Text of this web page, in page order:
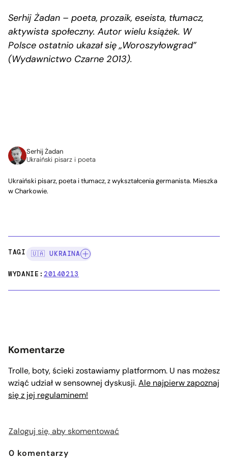
Serhij Żadan – poeta, prozaik, eseista, tłumacz,
aktywista społeczny. Autor wielu książek. W
Polsce ostatnio ukazał się „Woroszyłowgrad”
(Wydawnictwo Czarne 2013).
Serhij Żadan
Ukraiński pisarz i poeta
Ukraiński pisarz, poeta i tłumacz, z wykształcenia germanista. Mieszka
w Charkowie.
TAGI: 🇺🇦 UKRAINA
WYDANIE:20140213
Komentarze
Trolle, boty, ścieki zostawiamy platformom. U nas możesz
wziąć udział w sensownej dyskusji.Ale najpierw zapoznaj
się z jej regulaminem!
Zaloguj się, aby skomentować
0 komentarzy